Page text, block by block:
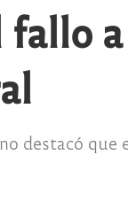
destacó